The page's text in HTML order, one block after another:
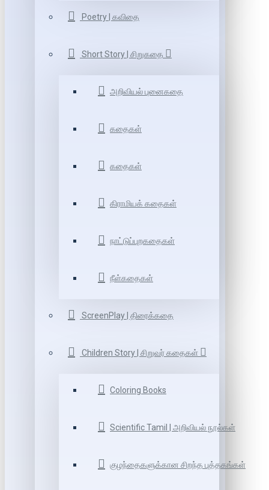
Poetry | கவிதை
Short Story | சிறுகதை
அறிவியல் புனைகதை
கதைகள்
கதைகள்
கிராமியக் கதைகள்
நாட்டுப்புறகதைகள்
நீள்கதைகள்
ScreenPlay | திரைக்கதை
Children Story | சிறுவர் கதைகள்
Coloring Books
Scientific Tamil | அறிவியல் நூல்கள்
குழந்தைகளுக்கான சிறந்த புத்தகங்கள்